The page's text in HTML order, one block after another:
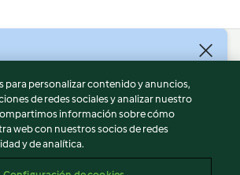
para personalizar contenido y anuncios,
de redes sociales y analizar nuestro
información sobre cómo
web con nuestros socios de redes
y de analítica.